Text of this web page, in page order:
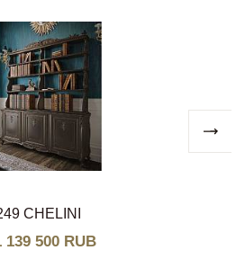
CHELINI
139 500 RUB